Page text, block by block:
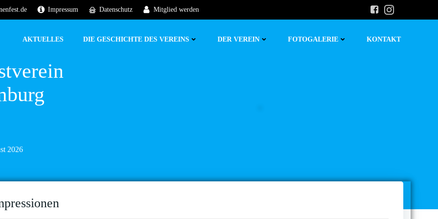
Impressum Datenschutz Mitglied werden
AKTUELLES DIE GESCHICHTE DES VEREINS DER VEREIN FOTOGALERIE KONTAKT
2026